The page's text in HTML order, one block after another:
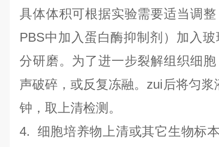
具体体积可根据实验需要适当调
PBS中加入蛋白酶抑制剂）加入
分研磨。为了进一步裂解组织细
声破碎，或反复冻融。zui后将匀浆
钟，取上清检测。
4. 细胞培养物上清或其它生物标